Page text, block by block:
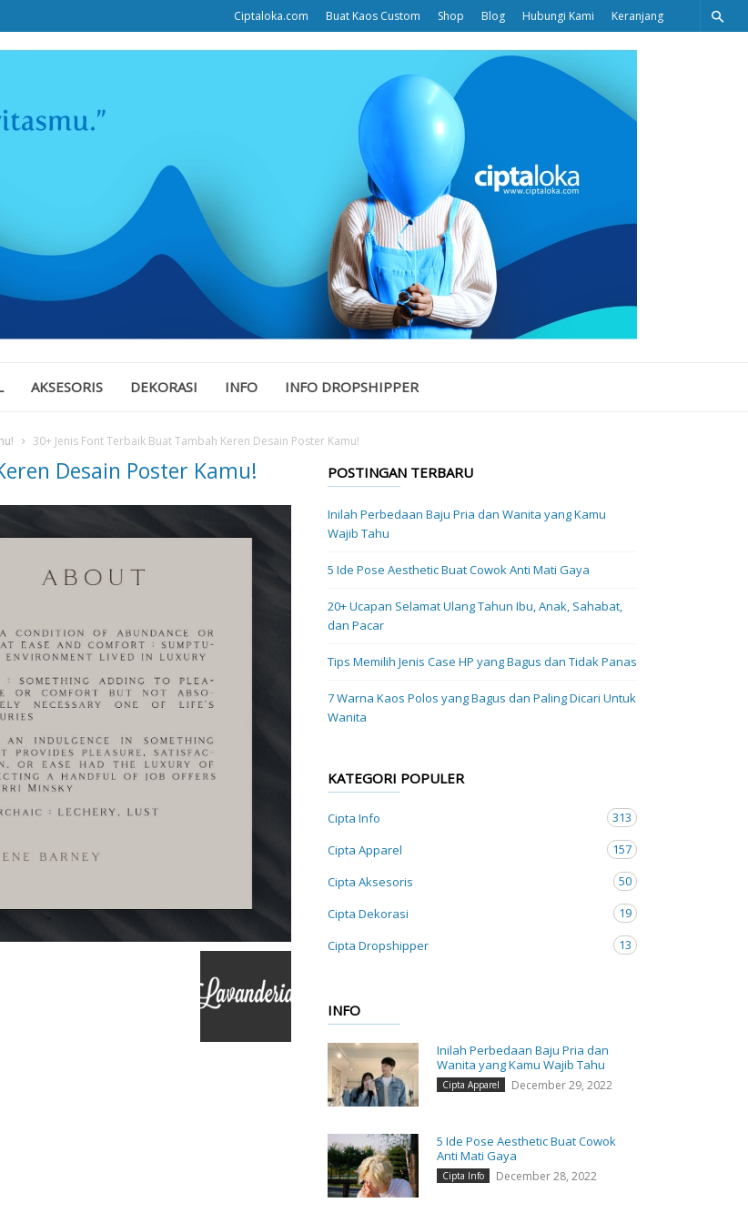
Ciptaloka.com Buat Kaos Custom Shop Blog Hubungi Kami Keranjang
AKSESORIS DEKORASI INFO INFO DROPSHIPPER
30+ Jenis Font Terbaik Buat Tambah Keren Desain Poster Kamu!
Desain Poster Kamu! POSTINGAN TERBARU
Inilah Perbedaan Baju Pria dan Wanita yang Kamu
Wajib Tahu
5 Ide Pose Aesthetic Buat Cowok Anti Mati Gaya
20+ Ucapan Selamat Ulang Tahun Ibu, Anak, Sahabat,
dan Pacar
Tips Memilih Jenis Case HP yang Bagus dan Tidak Panas
7 Warna Kaos Polos yang Bagus dan Paling Dicari Untuk
Wanita
KATEGORI POPULER
Cipta Info
313
Cipta Apparel
157
Cipta Aksesoris
50
Cipta Dekorasi
19
Cipta Dropshipper
13
INFO
Inilah Perbedaan Baju Pria dan
Wanita yang Kamu Wajib Tahu
Cipta Apparel December 29, 2022
5 Ide Pose Aesthetic Buat Cowok
Anti Mati Gaya
Cipta Info December 28, 2022